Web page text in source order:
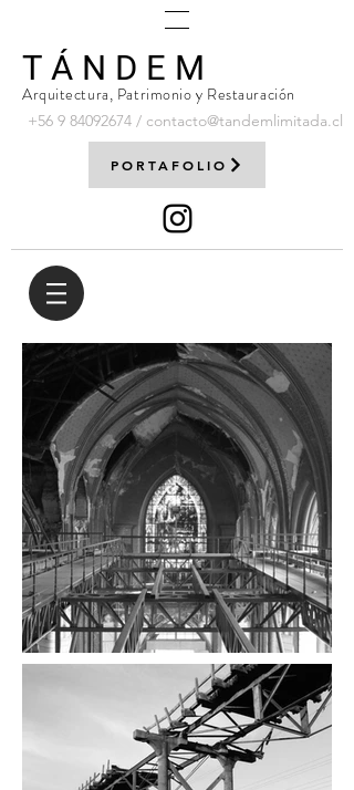
T Á N D E M
Arquitectura, Patrimonio y Restauración
+56 9 84092674 / contacto@tandemlimitada.cl
PORTAFOLIO